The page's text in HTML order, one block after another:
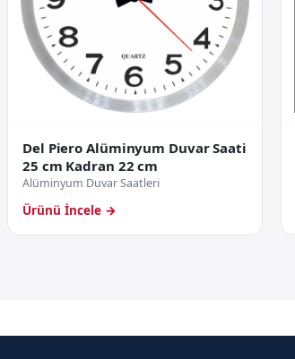
Del Piero Alüminyum Duvar Saati
25 cm Kadran 22 cm
Alüminyum Duvar Saatleri
Ürünü İncele →